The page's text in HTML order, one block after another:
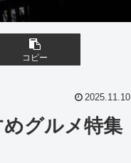
コピー
2025.11.10
めグルメ特集